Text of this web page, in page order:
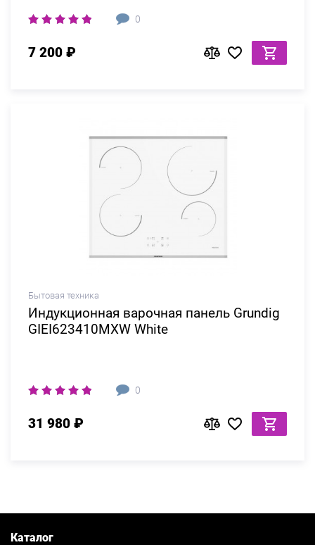
0
7 200 ₽
Бытовая техника
Индукционная варочная панель Grundig
GIEI623410MXW White
0
31 980 ₽
Каталог